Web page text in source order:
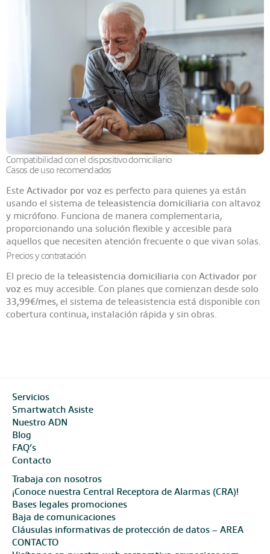
Compatibilidad con el dispositivo domiciliario
Casos de uso recomendados
Este Activador por voz es perfecto para quienes ya están
usando el sistema de teleasistencia domiciliaria con altavoz
y micrófono. Funciona de manera complementaria,
proporcionando una solución flexible y accesible para
aquellos que necesiten atención frecuente o que vivan solas.
Precios y contratación
El precio de la teleasistencia domiciliaria con Activador por
voz es muy accesible. Con planes que comienzan desde solo
33,99€/mes, el sistema de teleasistencia está disponible con
cobertura continua, instalación rápida y sin obras.
Servicios
Smartwatch Asiste
Nuestro ADN
Blog
FAQ’s
Contacto
Trabaja con nosotros
¡Conoce nuestra Central Receptora de Alarmas (CRA)!
Bases legales promociones
Baja de comunicaciones
Cláusulas informativas de protección de datos – AREA
CONTACTO